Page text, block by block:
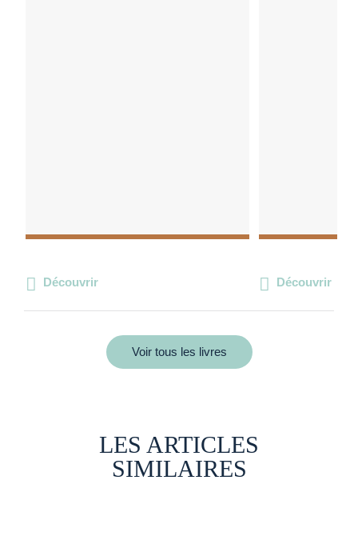
Découvrir Découvrir
Voir tous les livres
LES ARTICLES
SIMILAIRES